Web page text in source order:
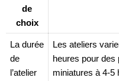
de
choix
La durée
de
l’atelier
Les ateliers
heures pour des
miniatures à 4-5